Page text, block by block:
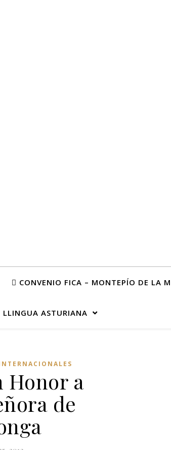
CONVENIO FICA – MONTEPÍO DE LA
LLINGUA ASTURIANA
Honor a
de